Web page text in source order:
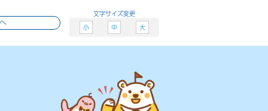
文字サイズ変更
小
中 大